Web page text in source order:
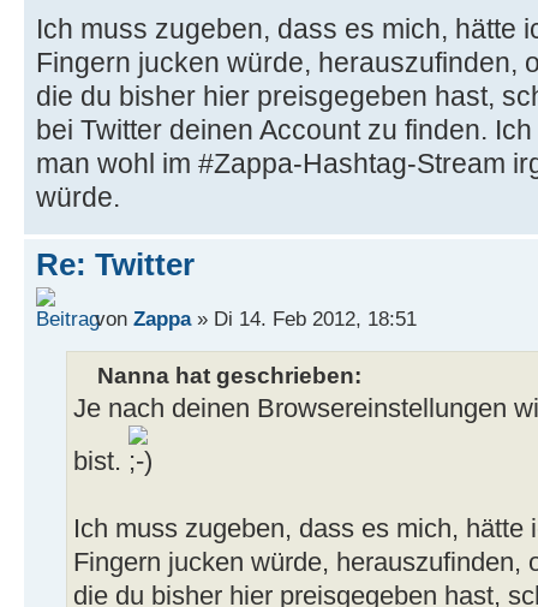
Ich muss zugeben, dass es mich, hätte
Fingern jucken würde, herauszufinden,
die du bisher hier preisgegeben hast,
bei Twitter deinen Account zu finden.
man wohl im #Zappa-Hashtag-Stream
würde.
Re: Twitter
von Zappa» Di 14. Feb 2012, 18:51
Nanna hat geschrieben:
Je nach deinen Browsereinstellungen
bist.
Ich muss zugeben, dass es mich, hätte
Fingern jucken würde, herauszufinden,
die du bisher hier preisgegeben hast,